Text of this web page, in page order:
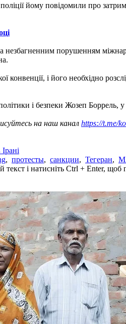
йому повідомили про
незбагненним порушенням
і його необхідно
і безпеки Жозеп Боррель,
на наш канал https://t.me/
, протесты, санкции, Тегеран,
і натисніть Ctrl + Enter,